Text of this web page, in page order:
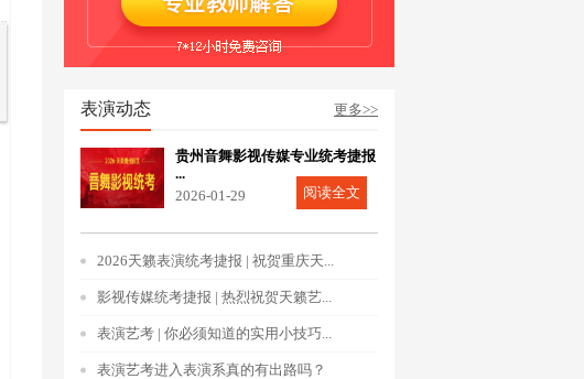
表演动态 更多>>
贵州音舞影视传媒专业统考捷报
...
2026-01-29
阅读全文
2026天籁表演统考捷报 | 祝贺重庆天...
影视传媒统考捷报 | 热烈祝贺天籁艺...
表演艺考 | 你必须知道的实用小技巧...
表演艺考进入表演系真的有出路吗？